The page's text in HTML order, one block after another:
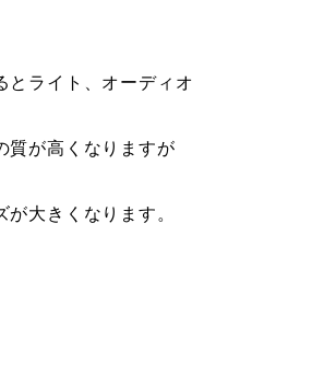
とライト、オーディオ
質が高くなりますが
大きくなります。